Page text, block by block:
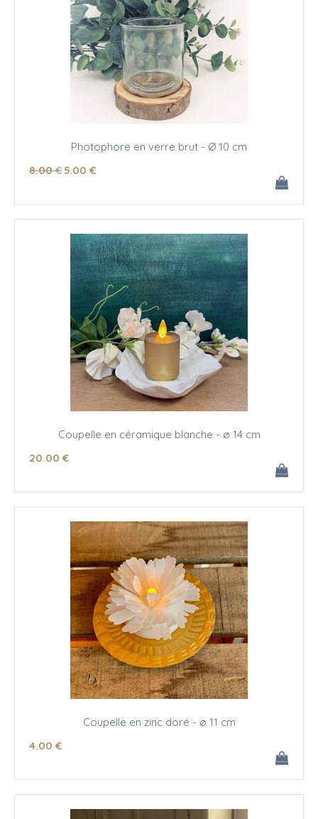
Photophore en verre brut - Ø 10 cm
8.00 € 5.00 €
Coupelle en céramique blanche - ø 14 cm
20.00 €
Coupelle en zinc doré - ø 11 cm
4.00 €